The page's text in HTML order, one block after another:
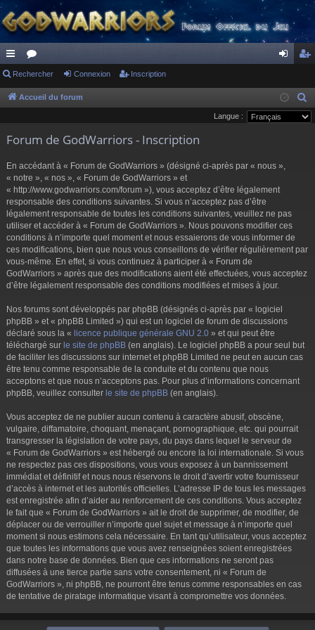
ac
co
ci
or
u
s
ne cri
pti
Rechercher Connexion Inscription
Accueil du forum
e
Langue :
Forum de GodWarriors - Inscription
En accédant à « Forum de GodWarriors » (désigné ci-après par « nous »,
« notre », « nos », « Forum de GodWarriors » et
« http://www.godwarriors.com/forum »), vous acceptez d’être légalement
responsable des conditions suivantes. Si vous n’acceptez pas d’être
légalement responsable de toutes les conditions suivantes, veuillez ne pas
utiliser et accéder à « Forum de GodWarriors ». Nous pouvons modifier ces
conditions à n’importe quel moment et nous essaierons de vous informer de
ces modifications, bien que nous vous conseillons de vérifier régulièrement par
vous-même. En effet, si vous continuez à participer à « Forum de
GodWarriors » après que des modifications aient été effectuées, vous acceptez
d’être légalement responsable des conditions modifiées et mises à jour.
Nos forums sont développés par phpBB (désignés ci-après par « logiciel
phpBB » et « phpBB Limited ») qui est un logiciel de forum de discussions
déclaré sous la « licence publique générale GNU 2.0 » et qui peut être
téléchargé sur le site de phpBB (en anglais). Le logiciel phpBB a pour seul but
de faciliter les discussions sur internet et phpBB Limited ne peut en aucun cas
être tenu comme responsable de la conduite et du contenu que nous
acceptons et que nous n’acceptons pas. Pour plus d’informations concernant
phpBB, veuillez consulter le site de phpBB (en anglais).
Vous acceptez de ne publier aucun contenu à caractère abusif, obscène,
vulgaire, diffamatoire, choquant, menaçant, pornographique, etc. qui pourrait
transgresser la législation de votre pays, du pays dans lequel le serveur de
« Forum de GodWarriors » est hébergé ou encore la loi internationale. Si vous
ne respectez pas ces dispositions, vous vous exposez à un bannissement
immédiat et définitif et nous nous réservons le droit d’avertir votre fournisseur
d’accès à internet et les autorités officielles. L’adresse IP de tous les messages
est enregistrée afin d’aider au renforcement de ces conditions. Vous acceptez
le fait que « Forum de GodWarriors » ait le droit de supprimer, de modifier, de
déplacer ou de verrouiller n’importe quel sujet et message à n’importe quel
moment si nous estimons cela nécessaire. En tant qu’utilisateur, vous acceptez
que toutes les informations que vous avez renseignées soient enregistrées
dans notre base de données. Bien que ces informations ne seront pas
diffusées à une tierce partie sans votre consentement, ni « Forum de
GodWarriors », ni phpBB, ne pourront être tenus comme responsables en cas
de tentative de piratage informatique visant à compromettre vos données.